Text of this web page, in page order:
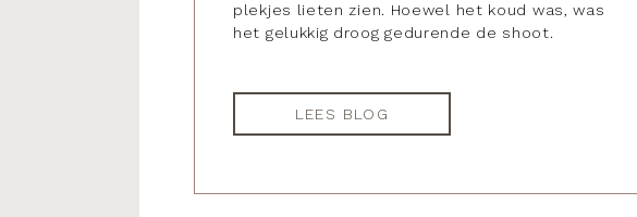
plekjes lieten zien. Hoewel het koud was, was
het gelukkig droog gedurende de shoot.
LEES BLOG